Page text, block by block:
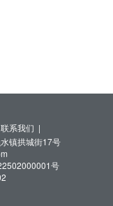
联系我们 |
镇拱城街17号
号